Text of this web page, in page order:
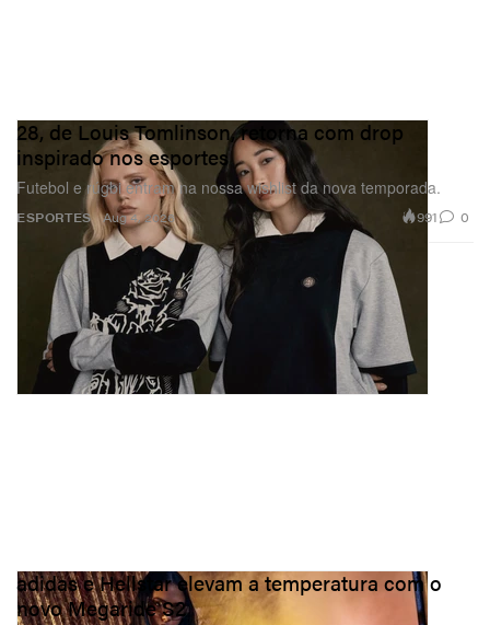
ESPORTES
28, de Louis Tomlinson, retorna com drop
inspirado nos esportes
Futebol e rúgbi entram na nossa wishlist da nova temporada.
Aug 4, 2026 991 0
adidas e Hellstar elevam a temperatura com o
novo Megaride S2